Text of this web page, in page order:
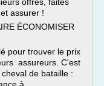
assurer !
ÉCONOMISER
pour trouver le prix
assureurs. C'est
de bataille :